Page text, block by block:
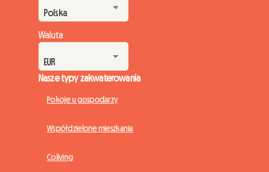
Waluta
Nasze typy zakwaterowania
Pokoje u gospodarzy
Współdzielone mieszkania
Coliving